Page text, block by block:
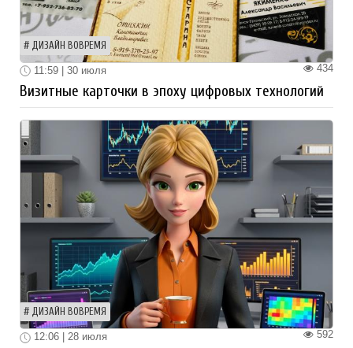
ДИЗАЙН ВОВРЕМЯ
434
11:59 | 30 июля
Визитные карточки в эпоху цифровых технологий
ДИЗАЙН ВОВРЕМЯ
592
12:06 | 28 июля